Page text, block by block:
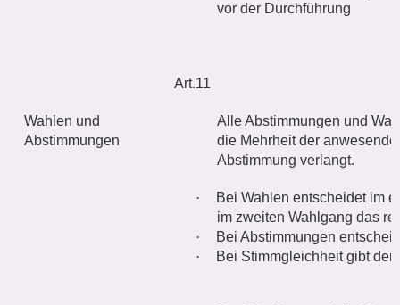
vor der Durchführung
Art.11
Wahlen und
Abstimmungen
Alle Abstimmungen und
die Mehrheit der
Abstimmung verlangt.
·
Bei Wahlen entscheidet im
im zweiten Wahlgang das
·
Bei Abstimmungen
·
Bei Stimmgleichheit gibt